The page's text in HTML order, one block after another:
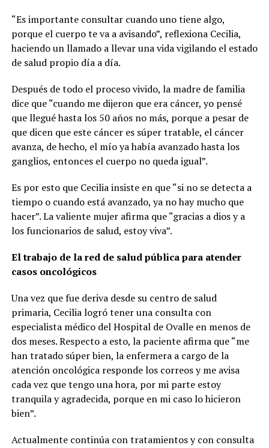
“Es importante consultar cuando uno tiene algo,
porque el cuerpo te va a avisando”, reflexiona Cecilia,
haciendo un llamado a llevar una vida vigilando el estado
de salud propio día a día.
Después de todo el proceso vivido, la madre de familia
dice que “cuando me dijeron que era cáncer, yo pensé
que llegué hasta los 50 años no más, porque a pesar de
que dicen que este cáncer es súper tratable, el cáncer
avanza, de hecho, el mío ya había avanzado hasta los
ganglios, entonces el cuerpo no queda igual”.
Es por esto que Cecilia insiste en que “si no se detecta a
tiempo o cuando está avanzado, ya no hay mucho que
hacer”. La valiente mujer afirma que “gracias a dios y a
los funcionarios de salud, estoy viva”.
El trabajo de la red de salud pública para atender
casos oncológicos
Una vez que fue deriva desde su centro de salud
primaria, Cecilia logró tener una consulta con
especialista médico del Hospital de Ovalle en menos de
dos meses. Respecto a esto, la paciente afirma que “me
han tratado súper bien, la enfermera a cargo de la
atención oncológica responde los correos y me avisa
cada vez que tengo una hora, por mi parte estoy
tranquila y agradecida, porque en mi caso lo hicieron
bien”.
Actualmente continúa con tratamientos y con consulta